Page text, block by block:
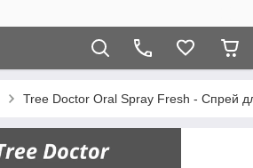
Tree Doctor Oral Spray Fresh - Спрей